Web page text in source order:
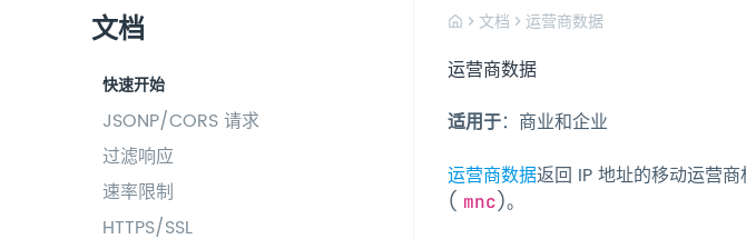
文档
快速开始
JSONP/CORS 请求
过滤响应
速率限制
HTTPS/SSL
文档 运营商数据
运营商数据
适用于：商业和企业
运营商数据返回 IP 地址的移动运营
( mnc)。